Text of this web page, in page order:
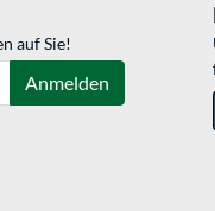
auf Sie!
Anmelden